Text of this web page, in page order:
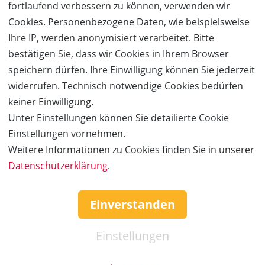
fortlaufend verbessern zu können, verwenden wir
Cookies. Personenbezogene Daten, wie beispielsweise
Ihre IP, werden anonymisiert verarbeitet. Bitte
bestätigen Sie, dass wir Cookies in Ihrem Browser
speichern dürfen. Ihre Einwilligung können Sie jederzeit
widerrufen. Technisch notwendige Cookies bedürfen
keiner Einwilligung.
Unter Einstellungen können Sie detailierte Cookie
Einstellungen vornehmen.
Weitere Informationen zu Cookies finden Sie in unserer
Datenschutzerklärung.
Einverstanden
Einstellungen
Act, ein eleganter Mix aus feurigen-Tango-Elementen
und modernen Sequenzen elektronischer Beats.
Der ÄthiopierTameru Zegeyezeigt, dass es auch mit
Handicap möglich ist, Grenzen zu überschreiten und
seinen Traum Wirklichkeit werden zu lassen. Als
Akrobat mit Handicap performt er eine fesselnde
Handstand-Show auf Krücken und lässt es dabei
kinderleicht aussehen! Er hält den Weltrekord im
Guinness Buch der Rekorde als schnellster Mann im
Handstand auf Krücken im 100 Meter-Lauf.
Das ecuadorianische Duo Enominne
Mal in Europa und zeigt eine lebendige und
außergewöhnliche Partner-Performance, die es nur
selten in deutschen Varietés zu sehen gibt. In ihren
weißen Gewändern wirbeln sie in unerwarteter